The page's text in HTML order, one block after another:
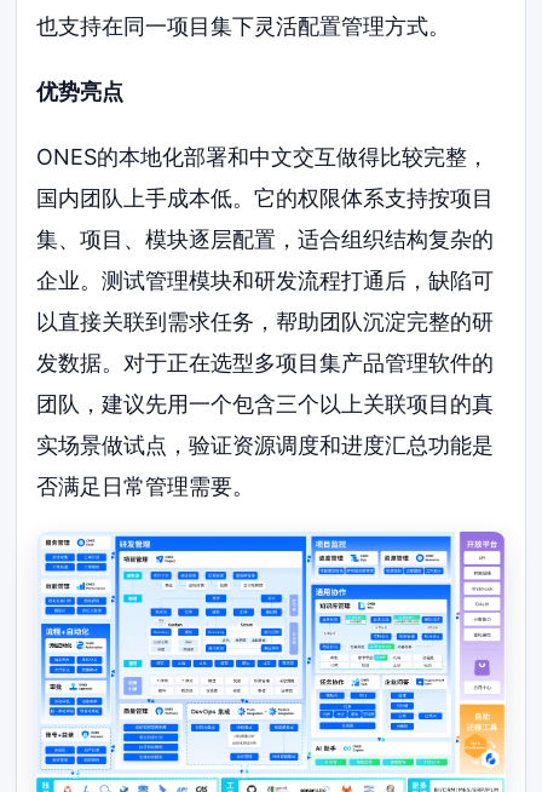
也支持在同一项目集下灵活配置管理方式。
优势亮点
ONES的本地化部署和中文交互做得比较完整，
国内团队上手成本低。它的权限体系支持按项目
集、项目、模块逐层配置，适合组织结构复杂的
企业。测试管理模块和研发流程打通后，缺陷可
以直接关联到需求任务，帮助团队沉淀完整的研
发数据。对于正在选型多项目集产品管理软件的
团队，建议先用一个包含三个以上关联项目的真
实场景做试点，验证资源调度和进度汇总功能是
否满足日常管理需要。